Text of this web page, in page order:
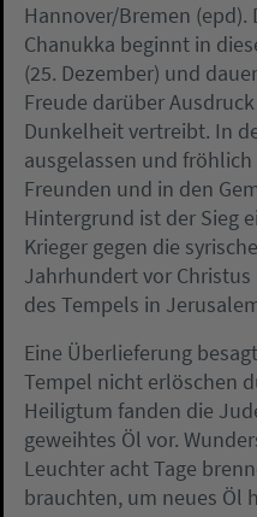
Hannover/Bremen
Chanukka beginnt in
(25. Dezember) und
Freude darüber
Dunkelheit vertreibt. In
ausgelassen und
Freunden und in den
Hintergrund ist der Sieg
Krieger gegen die
Jahrhundert vor
des Tempels in
Eine Überlieferung
Tempel nicht erlöschen
Heiligtum fanden die
geweihtes Öl vor.
Leuchter acht Tage
brauchten, um neues Öl